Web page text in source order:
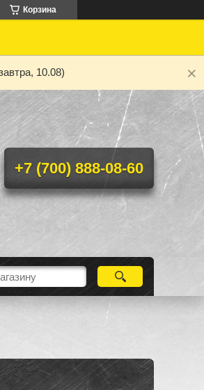
Корзина
10.08)
+7 (700) 888-08-60